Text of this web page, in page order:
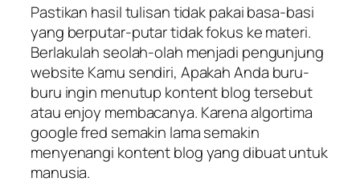
Pastikan hasil tulisan tidak pakai basa-basi
yang berputar-putar tidak fokus ke materi.
Berlakulah seolah-olah menjadi pengunjung
website Kamu sendiri, Apakah Anda buru-
buru ingin menutup kontent blog tersebut
atau enjoy membacanya. Karena algortima
google fred semakin lama semakin
menyenangi kontent blog yang dibuat untuk
manusia.